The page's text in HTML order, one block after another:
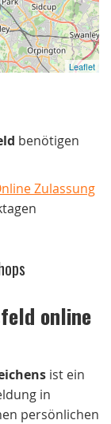
Leaflet
benötigen
Zulassung
online
ist ein
in
persönlichen